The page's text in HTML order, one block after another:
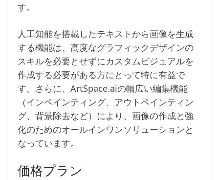
す。
人工知能を搭載したテキストから画像を生成
する機能は、高度なグラフィックデザインの
スキルを必要とせずにカスタムビジュアルを
作成する必要がある方にとって特に有益で
す。さらに、ArtSpace.aiの幅広い編集機能
（インペインティング、アウトペインティン
グ、背景除去など）により、画像の作成と強
化のためのオールインワンソリューションと
なっています。
価格プラン